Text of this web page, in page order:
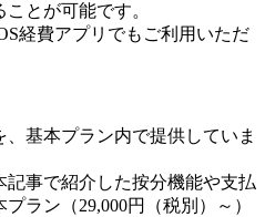
とが可能です。
経費アプリでもご利用いただ
基本プラン内で提供していま
記事で紹介した按分機能や支払
ラン（29,000円（税別）～）